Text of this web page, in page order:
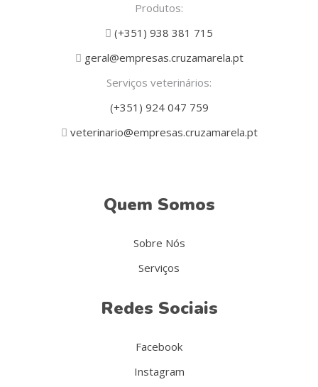
Produtos:
(+351) 938 381 715
geral@empresas.cruzamarela.pt
Serviços veterinários:
(+351) 924 047 759
veterinario@empresas.cruzamarela.pt
Quem Somos
Sobre Nós
Serviços
Redes Sociais
Facebook
Instagram